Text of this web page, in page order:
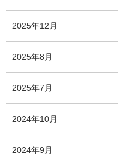
リ
ー
2025年12月
ー
2025年8月
ー
数
2025年7月
リ
ー
2024年10月
2024年9月